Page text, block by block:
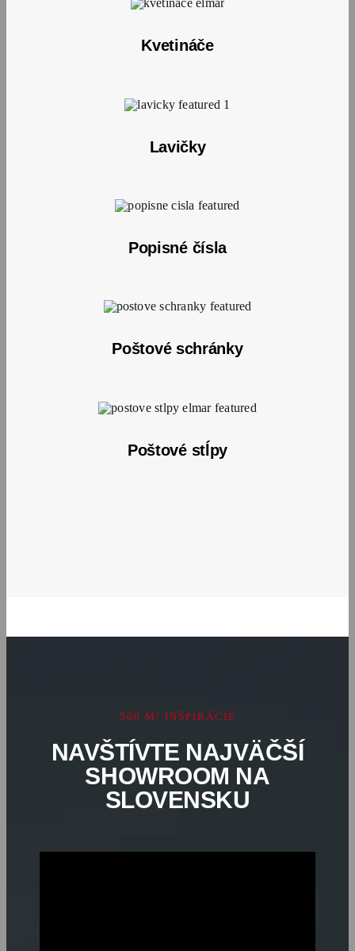
Kvetináče
Lavičky
Popisné čísla
Poštové schránky
Poštové stĺpy
500 M² INŠPIRÁCIE
NAVŠTÍVTE NAJVÄČŠÍ
SHOWROOM NA
SLOVENSKU